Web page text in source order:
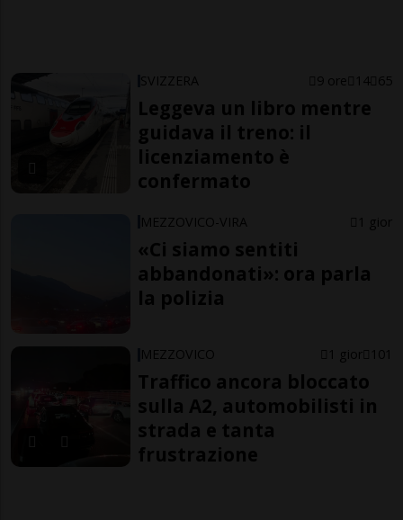
SVIZZERA 9 ore 14 65
Leggeva un libro mentre
guidava il treno: il
licenziamento è
confermato
MEZZOVICO-VIRA 1 gior
«Ci siamo sentiti
abbandonati»: ora parla
la polizia
MEZZOVICO 1 gior 101
Traffico ancora bloccato
sulla A2, automobilisti in
strada e tanta
frustrazione